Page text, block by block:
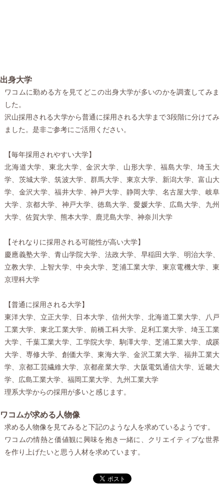
出身大学
ワコムに勤める方を見てどこの出身大学が多いのかを調査してみま
した。
沢山採用される大学から普通に採用される大学まで3段階に分けてみ
ました。是非ご参考にご活用ください。
【毎年採用されやすい大学】
北海道大学、東北大学、金沢大学、山形大学、福島大学、埼玉大
学、茨城大学、筑波大学、群馬大学、東京大学、新潟大学、富山大
学、金沢大学、福井大学、神戸大学、静岡大学、名古屋大学、岐阜
大学、京都大学、神戸大学、徳島大学、愛媛大学、広島大学、九州
大学、佐賀大学、熊本大学、鹿児島大学、神奈川大学
【それなりに採用される可能性が高い大学】
慶應義塾大学、青山学院大学、法政大学、早稲田大学、明治大学、
立教大学、上智大学、中央大学、芝浦工業大学、東京電機大学、東
京理科大学
【普通に採用される大学】
東洋大学、立正大学、日本大学、信州大学、北海道工業大学、八戸
工業大学、東北工業大学、前橋工科大学、足利工業大学、埼玉工業
大学、千葉工業大学、工学院大学、駒澤大学、芝浦工業大学、成蹊
大学、専修大学、創価大学、東海大学、金沢工業大学、福井工業大
学、京都工芸繊維大学、京都産業大学、大阪電気通信大学、近畿大
学、広島工業大学、福岡工業大学、九州工業大学
理系大学からの採用が多いと感じます。
ワコムが求める人物像
求める人物像を見てみると下記のような人を求めているようです。
ワコムの情熱と価値観に興味を抱き一緒に、クリエイティブな世界
を作り上げたいと思う人材を求めています。